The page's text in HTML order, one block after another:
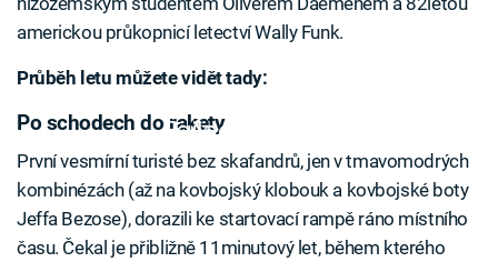
americkou průkopnicí letectví Wally Funk.
Průběh letu můžete vidět tady:
Failed to fetch
Po schodech do rakety
První vesmírní turisté bez skafandrů, jen v tmavomodrých
kombinézách (až na kovbojský klobouk a kovbojské boty
Jeffa Bezose), dorazili ke startovací rampě ráno místního
času. Čekal je přibližně 11minutový let, během kterého